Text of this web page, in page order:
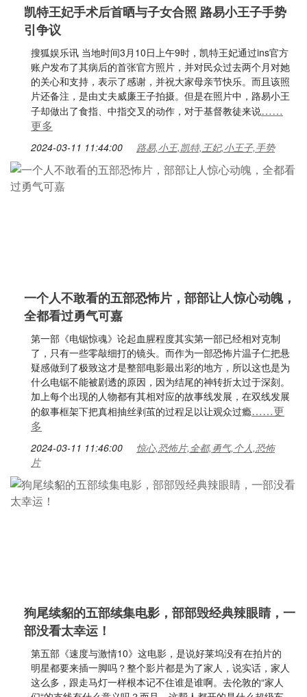
凯特王妃手术后首晒与子女合照 路易小王子手势
引争议
搜狐娱乐讯 当地时间3月10日上午9时，凯特王妃通过ins官方
账户发布了其病后的首张官方照片，并对民众过去两个月对她
的关心和支持，表示了感谢，并祝大家母亲节快乐。而且该照
片还备注，是由丈夫威廉王子拍摄。但是在照片中，路易小王
子却做出了食指、中指交叉的动作，对于基督教徒来说……
更多
2024-03-11 11:44:00 路易,小王,凯特,王妃,小王子,手势
一个人不敢看的五部恐怖片，部部让人惊心动魄，
全都看过勇气可嘉
第一部《电锯惊魂》论起血腥程度其实第一部已经相对克制
了，只有一些零敲细打的镜头。而作为一部恐怖片温子仁把悬
疑感做到了极致这才是整部电影最出彩的地方，所以这也是为
什么电锯不能被剧透的原因，因为结尾的神转折太过于深刻。
加上每个出现的人物都有其相对应的故事线发展，在双线发展
的叙事框架下把真相抽丝剥茧的过程足以让观众过瘾……更
多
2024-03-11 11:46:00
惊心,恐怖片,全都,勇气,个人,恐怖
片
狗尾续貂的五部续集电影，部部毁经典辣眼睛，一
部没看太幸运！
第五部《速度与激情10》这电影，是说好莱坞没有在拍片的
明星都要来插一脚吗？整个影片都是为了家人，说实话，家人
这么多，跟走马灯一样根本记不住谁是谁啊。去伦敦的“家人